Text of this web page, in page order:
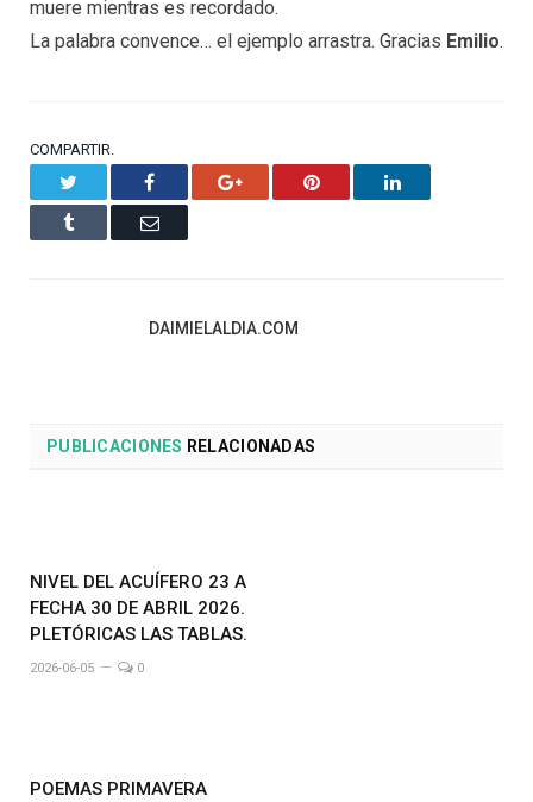
muere mientras es recordado.
La palabra convence… el ejemplo arrastra. Gracias Emilio.
COMPARTIR.
Facebook Google+ Pinterest LinkedIn
Tumblr Email
DAIMIELALDIA.COM
PUBLICACIONES RELACIONADAS
NIVEL DEL ACUÍFERO 23 A
FECHA 30 DE ABRIL 2026.
PLETÓRICAS LAS TABLAS.
2026-06-05 0
POEMAS PRIMAVERA